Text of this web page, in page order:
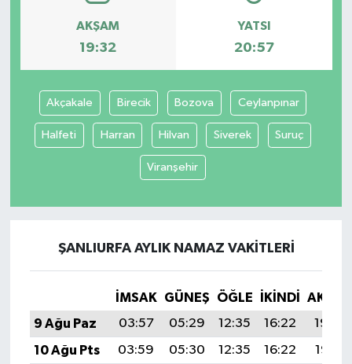
AKŞAM
19:32
YATSI
20:57
Akçakale Birecik Bozova Ceylanpınar
Halfeti Harran Hilvan Siverek Suruç
Viranşehir
ŞANLIURFA AYLIK NAMAZ VAKITLERI
İMSAK GÜNEŞ ÖĞLE İKINDI
9 Ağu Paz
03:57 05:29 12:35 16:22
19:32
10 Ağu Pts
03:59 05:30 12:35 16:22
19:31